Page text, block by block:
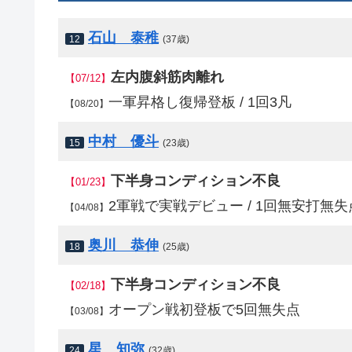
12 石山 泰稚 (37歳)
【07/12】 左内腹斜筋肉離れ
【08/20】 一軍昇格し復帰登板 / 1回3凡
15 中村 優斗 (23歳)
【01/23】 下半身コンディション不良
【04/08】 2軍戦で実戦デビュー / 1回無安打無失
18 奥川 恭伸 (25歳)
【02/18】 下半身コンディション不良
【03/08】 オープン戦初登板で5回無失点
星 知弥